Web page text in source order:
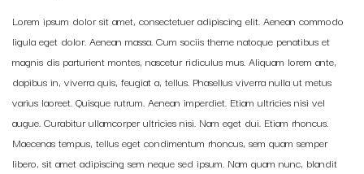
Lorem ipsum dolor sit amet, consectetuer adipiscing elit. Aenean commodo
ligula eget dolor. Aenean massa. Cum sociis theme natoque penatibus et
magnis dis parturient montes, nascetur ridiculus mus. Aliquam lorem ante,
dapibus in, viverra quis, feugiat a, tellus. Phasellus viverra nulla ut metus
varius laoreet. Quisque rutrum. Aenean imperdiet. Etiam ultricies nisi vel
augue. Curabitur ullamcorper ultricies nisi. Nam eget dui. Etiam rhoncus.
Maecenas tempus, tellus eget condimentum rhoncus, sem quam semper
libero, sit amet adipiscing sem neque sed ipsum. Nam quam nunc, blandit